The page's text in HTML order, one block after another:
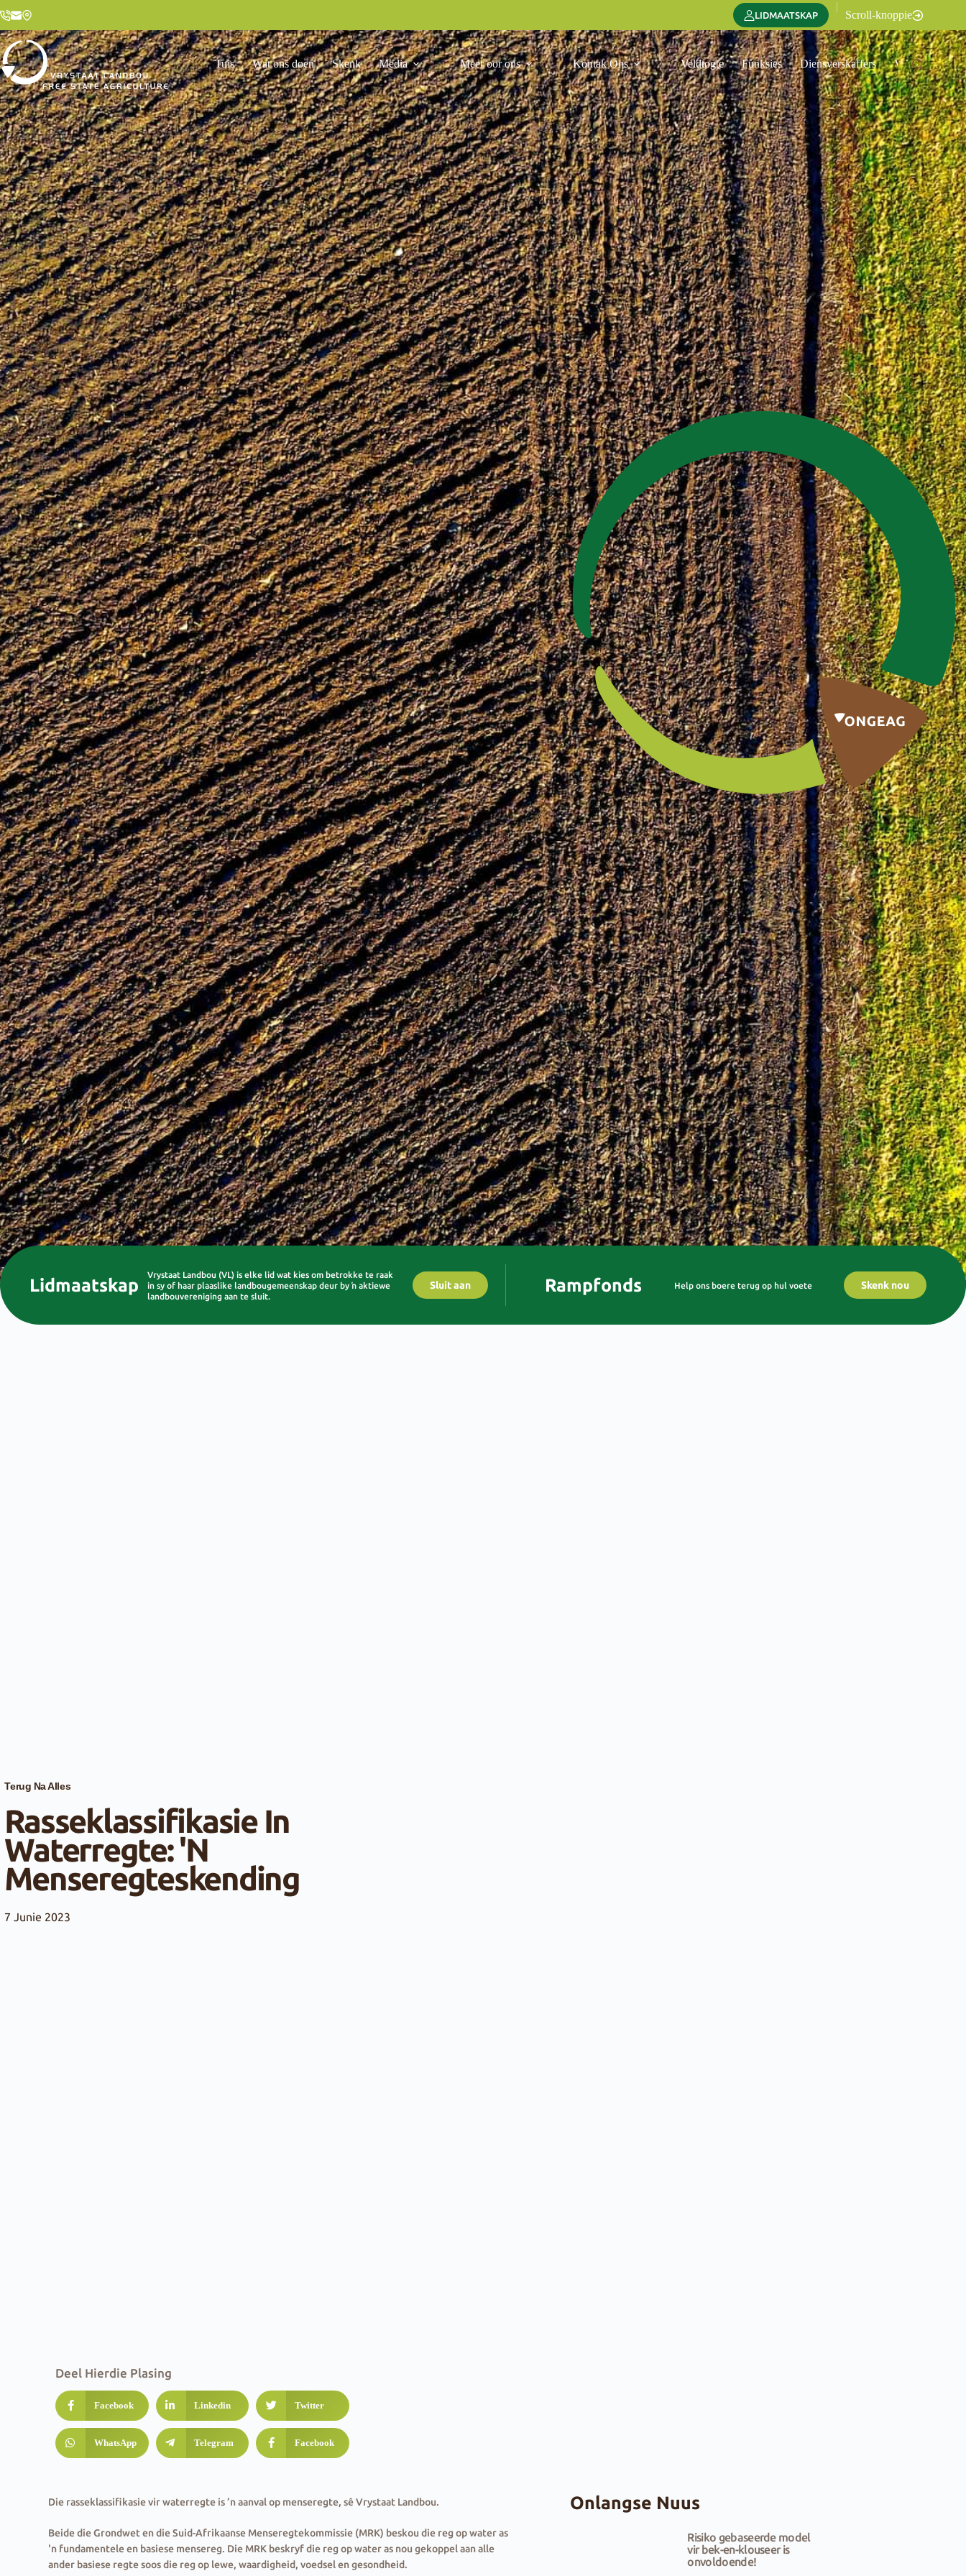
LIDMAATSKAP
|
Scroll-knoppie
Tuis Wat ons doen Skenk Media Meer oor ons Kontak Ons Veldtogte Funksies Diensverskaffers Vertaal
Lidmaatskap
Vrystaat Landbou (VL) is elke lid wat kies om betrokke te raak
in sy of haar plaaslike landbougemeenskap deur by ŉ aktiewe
landbouvereniging aan te sluit.
Sluit aan Rampfonds Help ons boere terug op hul voete Skenk nou
Terug Na Alles
Rasseklassifikasie In
Waterregte: 'n
Menseregteskending
7 Junie 2023
Deel Hierdie Plasing
Facebook Linkedin Twitter
WhatsApp Telegram Facebook
Die rasseklassifikasie vir waterregte is ’n aanval op menseregte, sê Vrystaat Landbou.
Beide die Grondwet en die Suid-Afrikaanse Menseregtekommissie (MRK) beskou die reg op water as
'n fundamentele en basiese mensereg. Die MRK beskryf die reg op water as nou gekoppel aan alle
ander basiese regte soos die reg op lewe, waardigheid, voedsel en gesondheid.
Onlangse Nuus
Risiko gebaseerde model
vir bek-en-klouseer is
onvoldoende!